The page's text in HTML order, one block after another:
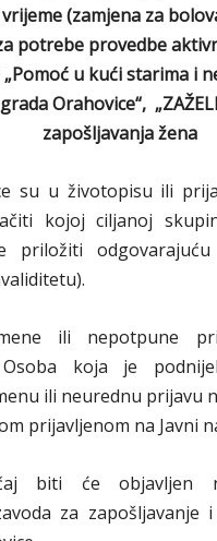
(zamjena za
potrebe provedbe
u kući starima i
Orahovice“,
zapošljavanja žena
su u životopisu ili
kojoj ciljanoj
priložiti
ili nepotpune
koja je
ili neurednu prijavu
prijavljenom na Javni
biti će objavljen
za zapošljavanje